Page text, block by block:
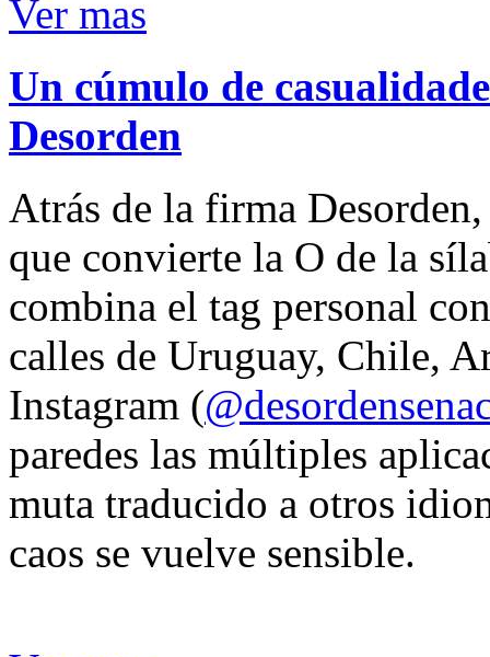
Ver mas
Un cúmulo de
Desorden
Atrás de la firma
que convierte la O de la
combina el tag personal
calles de Uruguay, Chile,
Instagram (
paredes las múltiples
muta traducido a otros
caos se vuelve sensible.